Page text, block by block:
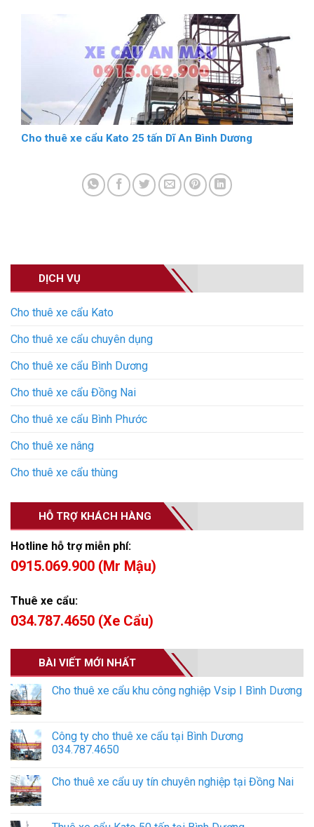
DỊCH VỤ
Cho thuê xe cẩu Kato
Cho thuê xe cẩu chuyên dụng
Cho thuê xe cẩu Bình Dương
Cho thuê xe cẩu Đồng Nai
Cho thuê xe cẩu Bình Phước
Cho thuê xe nâng
Cho thuê xe cẩu thùng
HỖ TRỢ KHÁCH HÀNG
Hotline hỗ trợ miễn phí:
0915.069.900 (Mr Mậu)
Thuê xe cẩu:
034.787.4650 (Xe Cẩu)
BÀI VIẾT MỚI NHẤT
Cho thuê xe cẩu khu công nghiệp Vsip I Bình Dương
Công ty cho thuê xe cẩu tại Bình Dương
034.787.4650
Cho thuê xe cẩu uy tín chuyên nghiệp tại Đồng Nai
Cho thuê xe cẩu Kato 25 tấn Dĩ An Bình Dương